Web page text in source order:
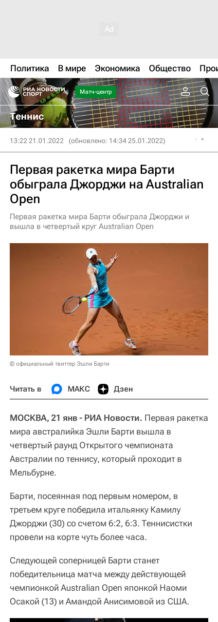
Политика В мире Экономика Общество
Матч-центр
Теннис
13:22 21.01.2022 (обновлено: 14:34 25.01.2022)
Первая ракетка мира Барти
обыграла Джорджи на Australian
Open
Первая ракетка мира Барти обыграла Джорджи и
вышла в четвертый круг Australian Open
© официальный твиттер Эшли Барти
Читать в МАКС Дзен
МОСКВА, 21 янв - РИА Новости. Первая ракетка
мира австралийка Эшли Барти вышла в
четвертый раунд Открытого чемпионата
Австралии по теннису, который проходит в
Мельбурне.
Барти, посеянная под первым номером, в
третьем круге победила итальянку Камилу
Джорджи (30) со счетом 6:2, 6:3. Теннисистки
провели на корте чуть более часа.
Следующей соперницей Барти станет
победительница матча между действующей
чемпионкой Australian Open японкой Наоми
Осакой (13) и Амандой Анисимовой из США.